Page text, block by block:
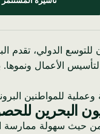
لتأسيس الأعمال
للمواطنين
البحرين
حيث سهولة ممارسة